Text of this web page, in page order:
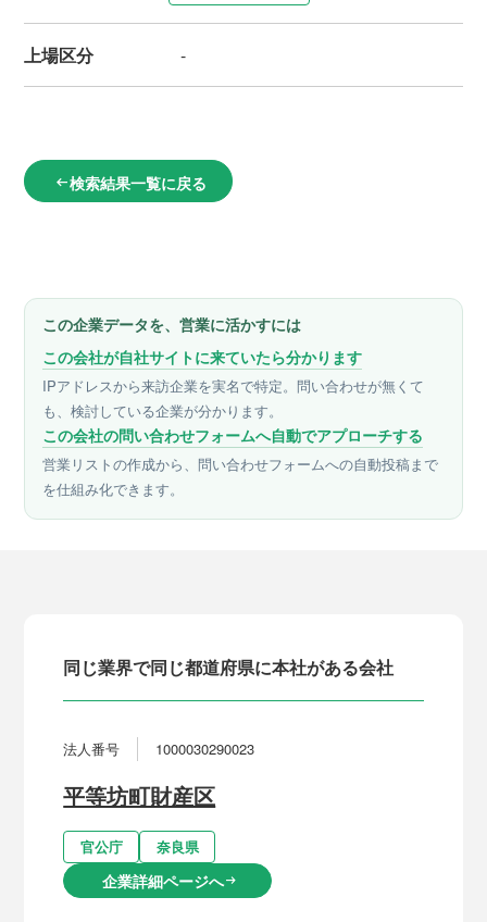
上場区分 -
arrow_left_alt検索結果一覧に戻る
この企業データを、営業に活かすには
この会社が自社サイトに来ていたら分かります
IPアドレスから来訪企業を実名で特定。問い合わせが無くて
も、検討している企業が分かります。
この会社の問い合わせフォームへ自動でアプローチする
営業リストの作成から、問い合わせフォームへの自動投稿まで
を仕組み化できます。
同じ業界で同じ都道府県に本社がある会社
法人番号 1000030290023
平等坊町財産区
官公庁 奈良県
企業詳細ページへarrow_right_alt